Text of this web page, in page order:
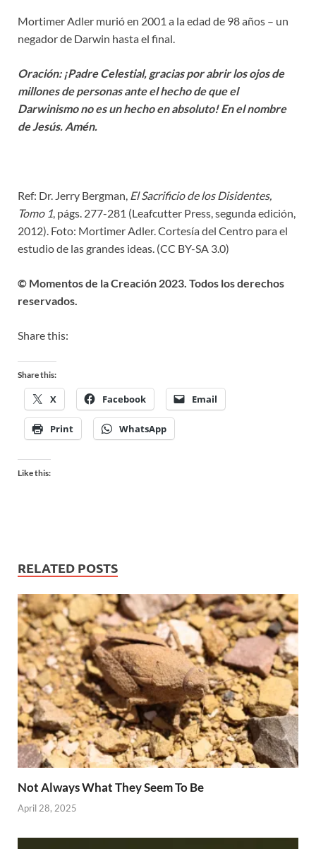
Mortimer Adler murió en 2001 a la edad de 98 años – un
negador de Darwin hasta el final.
Oración: ¡Padre Celestial, gracias por abrir los ojos de
millones de personas ante el hecho de que el
Darwinismo no es un hecho en absoluto! En el nombre
de Jesús. Amén.
Ref: Dr. Jerry Bergman, El Sacrificio de los Disidentes,
Tomo 1, págs. 277-281 (Leafcutter Press, segunda edición,
2012). Foto: Mortimer Adler. Cortesía del Centro para el
estudio de las grandes ideas. (CC BY-SA 3.0)
© Momentos de la Creación 2023. Todos los derechos
reservados.
Share this:
Share this:
X Facebook Email
Print WhatsApp
Like this:
RELATED POSTS
Not Always What They Seem To Be
April 28, 2025